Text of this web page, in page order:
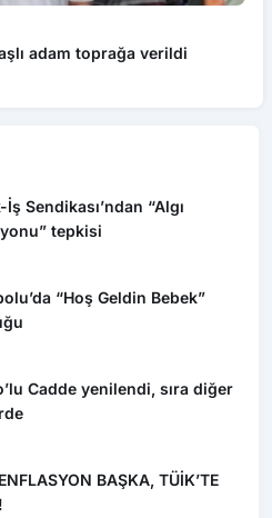
adam toprağa verildi
Sendikası’ndan “Algı
tepkisi
“Hoş Geldin Bebek”
Cadde yenilendi, sıra diğer
BAŞKA, TÜİK’TE